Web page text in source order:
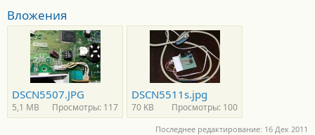
Вложения
DSCN5507.JPG
5,1 MB Просмотры: 117
DSCN5511s.jpg
70 KB Просмотры: 100
Последнее редактирование: 16 Дек 2011